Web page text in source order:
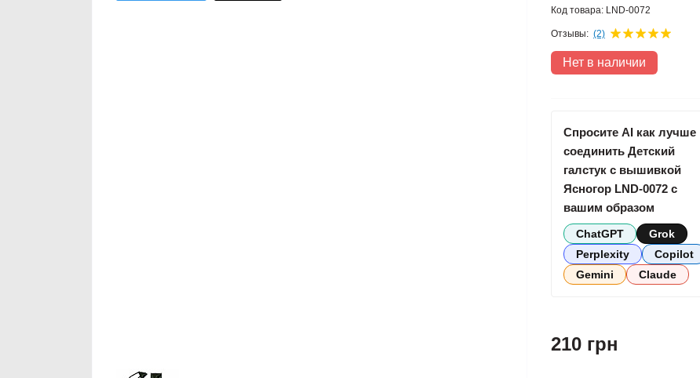
Код товара: LND-0072
Отзывы: (2)
Нет в наличии
Спросите AI как лучше
соединить Детский
галстук с вышивкой
Ясногор LND-0072 с
вашим образом
ChatGPT
Grok
Perplexity
Copilot
Gemini
Claude
210 грн